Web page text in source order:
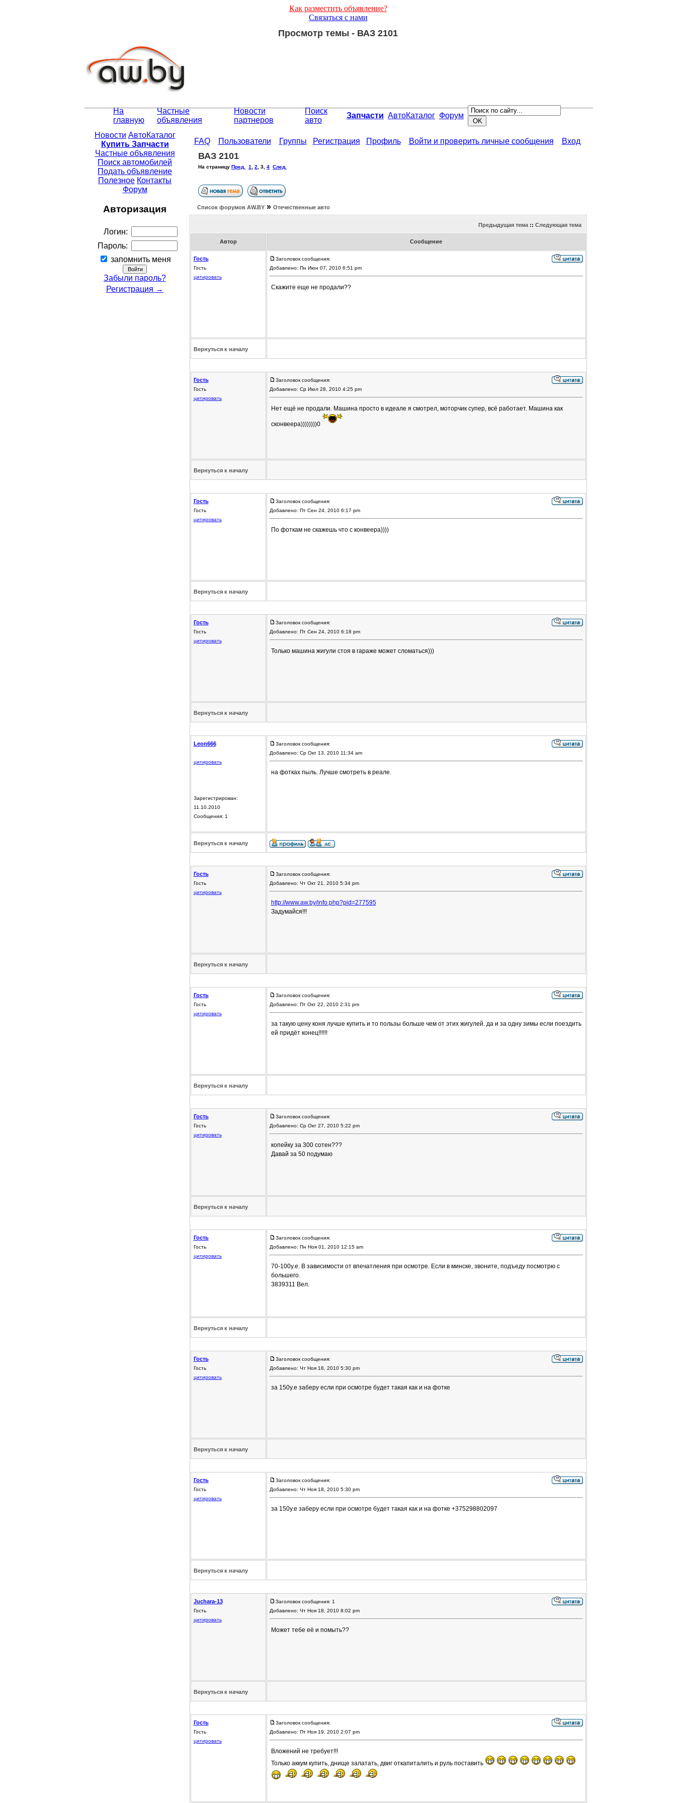
Как разместить объявление?
Связаться с нами
Просмотр темы - ВАЗ 2101
На
главную
Частные
объявления
Новости
партнеров
Поиск
авто
Запчасти АвтоКаталог Форум
Новости АвтоКаталог
Купить Запчасти
Частные объявления
Поиск автомобилей
Подать объявление
Полезное Контакты
Форум
Авторизация
Логин:
Пароль:
запомнить меня
Забыли пароль?
Регистрация →
FAQ Пользователи Группы Регистрация Профиль Войти и проверить личные сообщения Вход
ВАЗ 2101
На страницу Пред. 1 2 3 4 След.
Список форумов АW.BY» Отечественные авто
Предыдущая тема:: Следующая тема
Автор Сообщение
Гость
Гость
цитировать
Заголовок сообщения:
Добавлено: Пн Июн 07, 2010 6:51 pm
Скажите еще не продали??
Вернуться к началу
Гость
Гость
цитировать
Заголовок сообщения:
Добавлено: Ср Июл 28, 2010 4:25 pm
Нет ещё не продали. Машина просто в идеале я смотрел, моторчик супер, всё работает. Машина как
сконвеера))))))))0
Вернуться к началу
Гость
Гость
цитировать
Заголовок сообщения:
Добавлено: Пт Сен 24, 2010 6:17 pm
По фоткам не скажешь что с конвеера))))
Вернуться к началу
Гость
Гость
цитировать
Заголовок сообщения:
Добавлено: Пт Сен 24, 2010 6:18 pm
Только машина жигули стоя в гараже может сломаться)))
Вернуться к началу
Leon666
цитировать
Зарегистрирован:
11.10.2010
Сообщения: 1
Заголовок сообщения:
Добавлено: Ср Окт 13, 2010 11:34 am
на фотках пыль. Лучше смотреть в реале.
Вернуться к началу
Гость
Гость
цитировать
Заголовок сообщения:
Добавлено: Чт Окт 21, 2010 5:34 pm
http://www.aw.by/info.php?pid=277595
Задумайся!!!
Вернуться к началу
Гость
Гость
цитировать
Заголовок сообщения:
Добавлено: Пт Окт 22, 2010 2:31 pm
за такую цену коня лучше купить и то пользы больше чем от этих жигулей. да и за одну зимы если поездить
ей придёт конец!!!!!!
Вернуться к началу
Гость
Гость
цитировать
Заголовок сообщения:
Добавлено: Ср Окт 27, 2010 5:22 pm
копейку за 300 сотен???
Давай за 50 подумаю
Вернуться к началу
Гость
Гость
цитировать
Заголовок сообщения:
Добавлено: Пн Ноя 01, 2010 12:15 am
70-100у.е. В зависимости от впечатления при осмотре. Если в минске, звоните, подъеду посмотрю с
большего.
3839311 Вел.
Вернуться к началу
Гость
Гость
цитировать
Заголовок сообщения:
Добавлено: Чт Ноя 18, 2010 5:30 pm
за 150у.е заберу если при осмотре будет такая как и на фотке
Вернуться к началу
Гость
Гость
цитировать
Заголовок сообщения:
Добавлено: Чт Ноя 18, 2010 5:30 pm
за 150у.е заберу если при осмотре будет такая как и на фотке +375298802097
Вернуться к началу
Juchara-13
Гость
цитировать
Заголовок сообщения: 1
Добавлено: Чт Ноя 18, 2010 8:02 pm
Может тебе её и помыть??
Вернуться к началу
Гость
Гость
цитировать
Заголовок сообщения:
Добавлено: Пт Ноя 19, 2010 2:07 pm
Вложений не требует!!!
Только аккум купить, днище залатать, двиг откапиталить и руль поставить